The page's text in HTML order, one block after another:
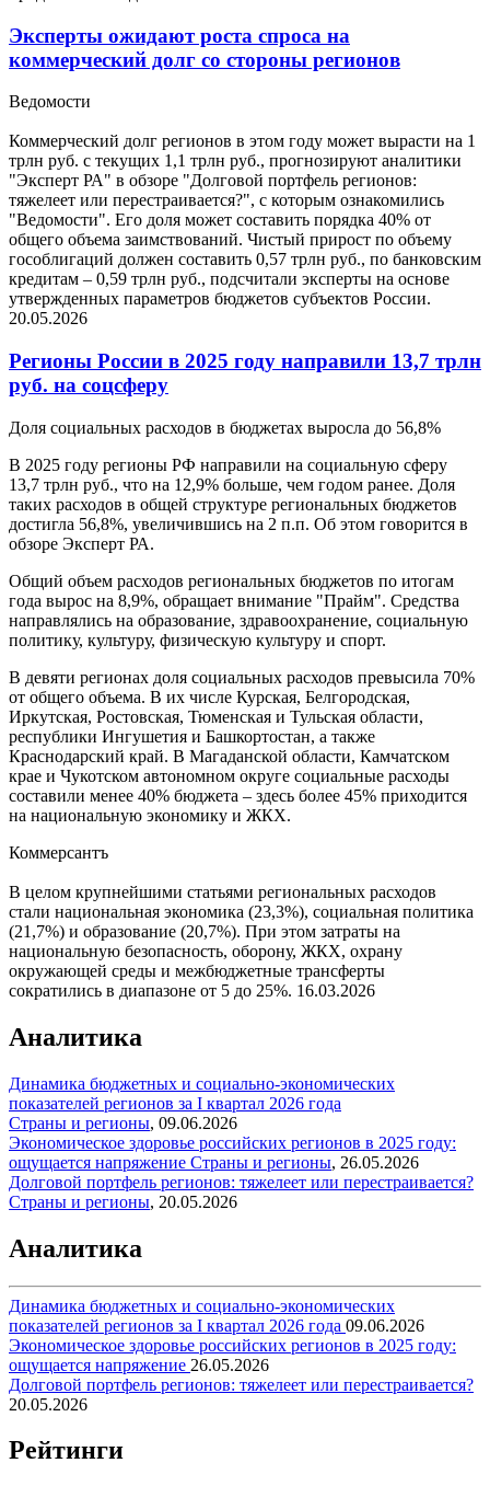
Эксперты ожидают роста спроса на
коммерческий долг со стороны регионов
Ведомости
Коммерческий долг регионов в этом году может вырасти на 1
трлн руб. с текущих 1,1 трлн руб., прогнозируют аналитики
"Эксперт РА" в обзоре "Долговой портфель регионов:
тяжелеет или перестраивается?", с которым ознакомились
"Ведомости". Его доля может составить порядка 40% от
общего объема заимствований. Чистый прирост по объему
гособлигаций должен составить 0,57 трлн руб., по банковским
кредитам – 0,59 трлн руб., подсчитали эксперты на основе
утвержденных параметров бюджетов субъектов России.
20.05.2026
Регионы России в 2025 году направили 13,7 трлн
руб. на соцсферу
Доля социальных расходов в бюджетах выросла до 56,8%
В 2025 году регионы РФ направили на социальную сферу
13,7 трлн руб., что на 12,9% больше, чем годом ранее. Доля
таких расходов в общей структуре региональных бюджетов
достигла 56,8%, увеличившись на 2 п.п. Об этом говорится в
обзоре Эксперт РА.
Общий объем расходов региональных бюджетов по итогам
года вырос на 8,9%, обращает внимание "Прайм". Средства
направлялись на образование, здравоохранение, социальную
политику, культуру, физическую культуру и спорт.
В девяти регионах доля социальных расходов превысила 70%
от общего объема. В их числе Курская, Белгородская,
Иркутская, Ростовская, Тюменская и Тульская области,
республики Ингушетия и Башкортостан, а также
Краснодарский край. В Магаданской области, Камчатском
крае и Чукотском автономном округе социальные расходы
составили менее 40% бюджета – здесь более 45% приходится
на национальную экономику и ЖКХ.
Коммерсантъ
В целом крупнейшими статьями региональных расходов
стали национальная экономика (23,3%), социальная политика
(21,7%) и образование (20,7%). При этом затраты на
национальную безопасность, оборону, ЖКХ, охрану
окружающей среды и межбюджетные трансферты
сократились в диапазоне от 5 до 25%. 16.03.2026
Аналитика
Динамика бюджетных и социально-экономических
показателей регионов за I квартал 2026 года
Страны и регионы, 09.06.2026
Экономическое здоровье российских регионов в 2025 году:
ощущается напряжение Страны и регионы, 26.05.2026
Долговой портфель регионов: тяжелеет или перестраивается?
Страны и регионы, 20.05.2026
Аналитика
Динамика бюджетных и социально-экономических
показателей регионов за I квартал 2026 года 09.06.2026
Экономическое здоровье российских регионов в 2025 году:
ощущается напряжение 26.05.2026
Долговой портфель регионов: тяжелеет или перестраивается?
20.05.2026
Рейтинги